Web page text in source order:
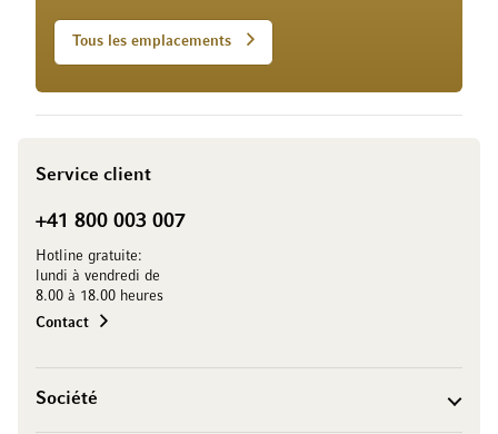
Tous les emplacements
Service client
+41 800 003 007
Hotline gratuite:
lundi à vendredi de
8.00 à 18.00 heures
Contact
Société